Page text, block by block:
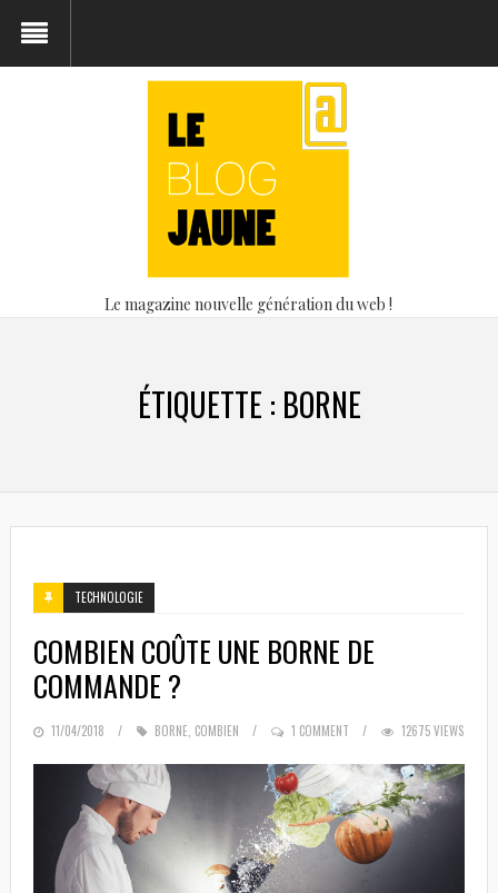
Le magazine nouvelle génération du web !
ÉTIQUETTE : BORNE
TECHNOLOGIE
COMBIEN COÛTE UNE BORNE DE
COMMANDE ?
POSTED
11/04/2018 BORNE COMBIEN 1 COMMENT 12675 VIEWS